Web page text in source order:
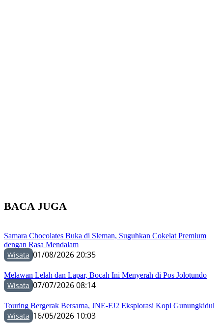
BACA JUGA
Samara Chocolates Buka di Sleman, Suguhkan Cokelat Premium
dengan Rasa Mendalam
Wisata 01/08/2026 20:35
Melawan Lelah dan Lapar, Bocah Ini Menyerah di Pos Jolotundo
Wisata 07/07/2026 08:14
Touring Bergerak Bersama, JNE-FJ2 Eksplorasi Kopi Gunungkidul
Wisata 16/05/2026 10:03